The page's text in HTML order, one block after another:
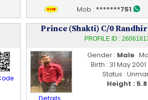
Edit Profile
Profile Last Updated ON : 28/06/2026 10:12
Mob : *******751
Prince (Shakti) C/0
PROFILE ID :
Gender : Male
Birth : 31 May 2001
Status :
Height :